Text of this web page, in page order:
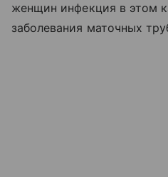
женщин инфекция в этом
заболевания маточных